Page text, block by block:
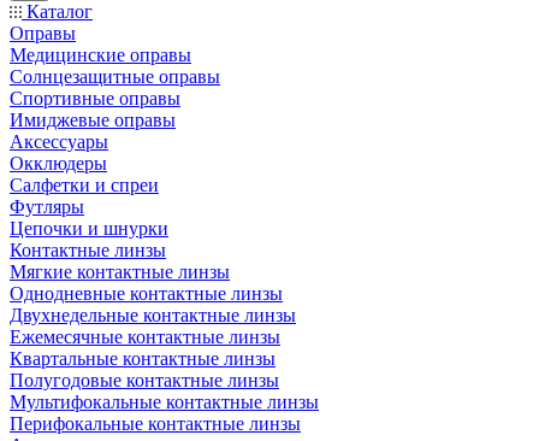
Каталог
Оправы
Медицинские оправы
Солнцезащитные оправы
Спортивные оправы
Имиджевые оправы
Аксессуары
Окклюдеры
Салфетки и спреи
Футляры
Цепочки и шнурки
Контактные линзы
Мягкие контактные линзы
Однодневные контактные линзы
Двухнедельные контактные линзы
Ежемесячные контактные линзы
Квартальные контактные линзы
Полугодовые контактные линзы
Мультифокальные контактные линзы
Перифокальные контактные линзы